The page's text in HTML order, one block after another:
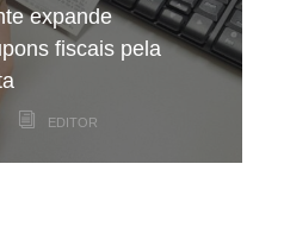
expande
fiscais pela
EDITOR
de
no Hospital São
EDITOR
mas a
continua a
EDITOR